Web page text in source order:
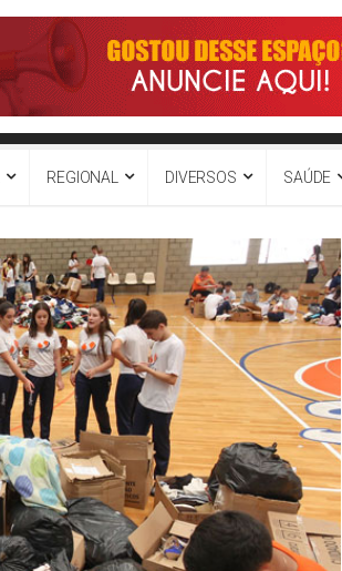
REGIONAL DIVERSOS SAÚDE